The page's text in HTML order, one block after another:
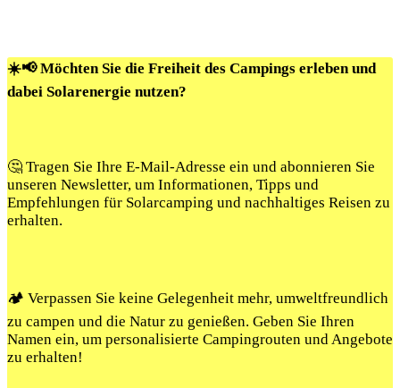
☀️📢 Möchten Sie die Freiheit des Campings erleben und
dabei Solarenergie nutzen?
🤔 Tragen Sie Ihre E-Mail-Adresse ein und abonnieren Sie
unseren Newsletter, um Informationen, Tipps und
Empfehlungen für Solarcamping und nachhaltiges Reisen zu
erhalten.
🏕️ Verpassen Sie keine Gelegenheit mehr, umweltfreundlich
zu campen und die Natur zu genießen. Geben Sie Ihren
Namen ein, um personalisierte Campingrouten und Angebote
zu erhalten!